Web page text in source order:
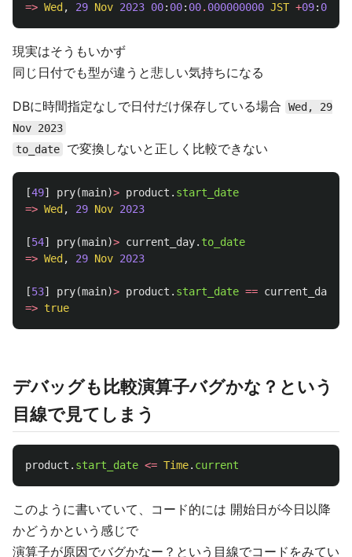
=> Wed , 29 Nov 2023 00: 00: 00. 000000000 JST +09: 00
現実はそうもいかず
同じ日付でも型が違うと悲しい気持ちになる
DBに時間指定なしで日付だけ保存している場合
Wed, 29
Nov 2023
to_date
で変換しないと正しく比較できない
[49] pry(main)> product . start_date
=> Wed , 29 Nov 2023
[54] pry(main)> current_day. to_date
=> Wed , 29 Nov 2023
[53] pry(main)> product . start_date == current_day
=> true
デバッグも比較演算子バグかな？という
目線で見てしまう
product . start_date <= Time. current
このように書いていて、コード的には 開始日が今日以降
かどうかという感じで
演算子が原因でバグかなー？という目線でコードをみてい